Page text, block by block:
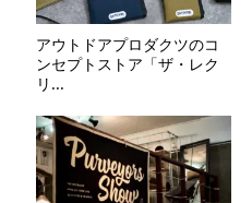
アウトドアプロダクツのコ
ンセプトストア「ザ・レク
リ...